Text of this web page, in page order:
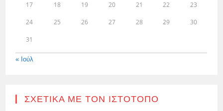
17 18 19 20 21 22 23
24 25 26 27 28 29 30
31
« Ιούλ
ΣΧΕΤΙΚΆ ΜΕ ΤΟΝ ΙΣΤΌΤΟΠΟ